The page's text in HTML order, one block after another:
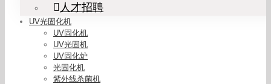
人才招聘
UV光固化机
UV固化机
UV光固机
UV固化炉
光固化机
紫外线杀菌机